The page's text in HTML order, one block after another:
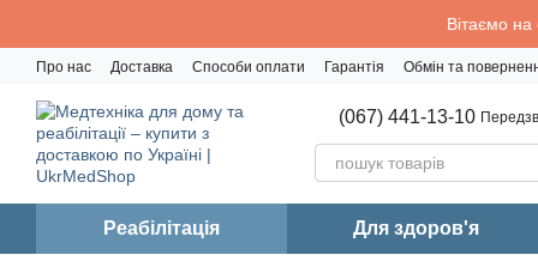
Вітаємо
Про нас Доставка Способи оплати Гарантія
Обмін та
(067) 441-13-10
Реабiлiтацiя Для здоров'я